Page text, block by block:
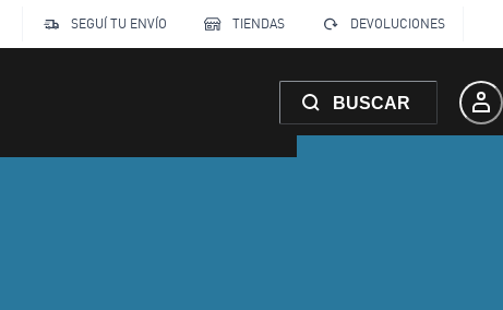
SEGUÍ TU ENVÍO
TIENDAS DEVOLUCIONES
BUSCAR